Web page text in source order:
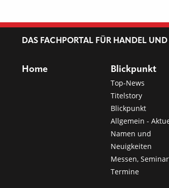
DAS FACHPORTAL FÜR HANDEL
Home Blickpunkt
Top-News
Titelstory
Blickpunkt
Allgemein -
Namen und
Neuigkeiten
Messen,
Termine